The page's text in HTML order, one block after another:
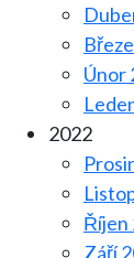
Únor
2022
Říjen
Září